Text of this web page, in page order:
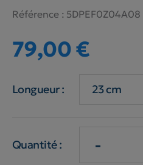
Référence : 5DPEF0Z04A08
79,00 €
Longueur :
Quantité : -